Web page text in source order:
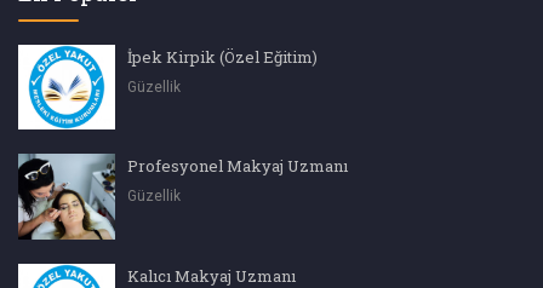
İpek Kirpik (Özel Eğitim)
Güzellik
Profesyonel Makyaj Uzmanı
Güzellik
Kalıcı Makyaj Uzmanı